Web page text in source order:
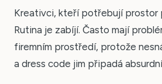
Kreativci, kteří potřebují prostor
Rutina je zabíjí. Často mají
firemním prostředí, protože
a dress code jim připadá